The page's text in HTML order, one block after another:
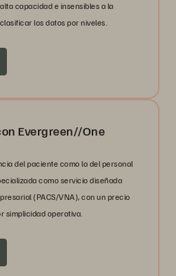
capacidad e insensibles a la
los datos por niveles.
Evergreen//One
del paciente como la del personal
como servicio diseñada
(PACS/VNA), con un precio
simplicidad operativa.